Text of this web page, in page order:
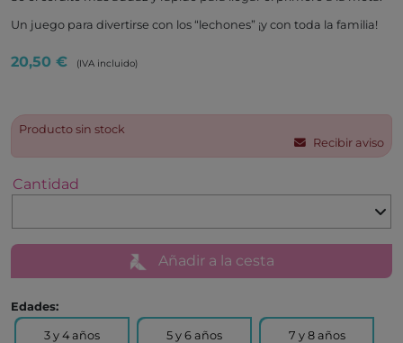
Un juego para divertirse con los “lechones” ¡y con toda la familia!
20,50 € (IVA incluido)
Producto sin stock
Recibir aviso
Cantidad
Añadir a la cesta
Edades:
3 y 4 años 5 y 6 años 7 y 8 años